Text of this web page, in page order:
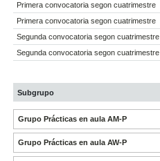
Primera convocatoria segon cuatrimestre
Primera convocatoria segon cuatrimestre
Segunda convocatoria segon cuatrimestre
Segunda convocatoria segon cuatrimestre
Subgrupo
Grupo Prácticas en aula AM-P
Grupo Prácticas en aula AW-P